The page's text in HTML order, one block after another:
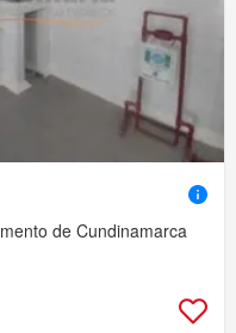
de Cundinamarca